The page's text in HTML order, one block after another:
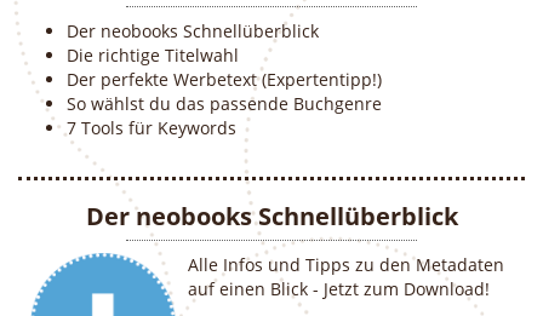
Der neobooks Schnellüberblick
Die richtige Titelwahl
Der perfekte Werbetext (Expertentipp!)
So wählst du das passende Buchgenre
7 Tools für Keywords
Der neobooks Schnellüberblick
Alle Infos und Tipps zu den Metadaten
auf einen Blick - Jetzt zum Download!